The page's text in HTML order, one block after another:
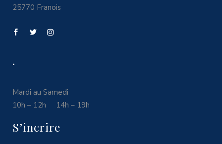
25770 Franois
.
Mardi au Samedi
10h – 12h 14h – 19h
S’incrire